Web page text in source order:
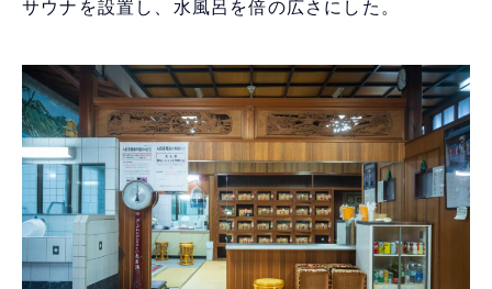
サウナを設置し、水風呂を倍の広さにした。